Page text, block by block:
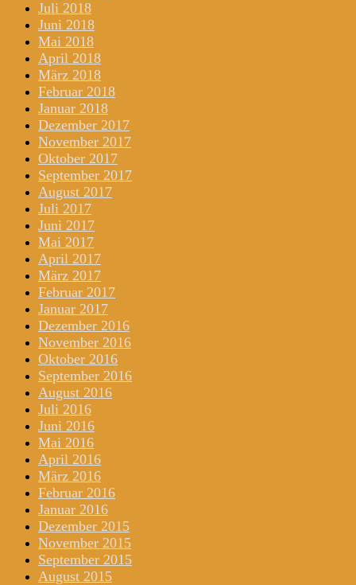
Juli 2018
Juni 2018
Mai 2018
April 2018
März 2018
Februar 2018
Januar 2018
Dezember 2017
November 2017
Oktober 2017
September 2017
August 2017
Juli 2017
Juni 2017
Mai 2017
April 2017
März 2017
Februar 2017
Januar 2017
Dezember 2016
November 2016
Oktober 2016
September 2016
August 2016
Juli 2016
Juni 2016
Mai 2016
April 2016
März 2016
Februar 2016
Januar 2016
Dezember 2015
November 2015
September 2015
August 2015